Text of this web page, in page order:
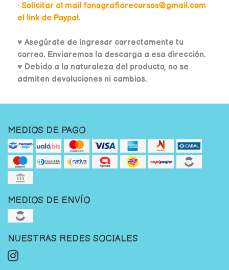
• Solicitar al mail fonografiarecursos@gmail.com
el link de Paypal.
♥ Asegúrate de ingresar correctamente tu
correo. Enviaremos la descarga a esa dirección.
♥ Debido a la naturaleza del producto, no se
admiten devoluciones ni cambios.
MEDIOS DE PAGO
MEDIOS DE ENVÍO
NUESTRAS REDES SOCIALES